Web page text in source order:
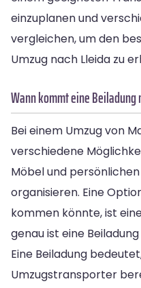
einzuplanen und
vergleichen, um den
Umzug nach Lleida zu
Wann kommt eine
Bei einem Umzug von
verschiedene
Möbel und
organisieren. Eine
kommen könnte, ist
genau ist eine
Eine Beiladung
Umzugstransporter